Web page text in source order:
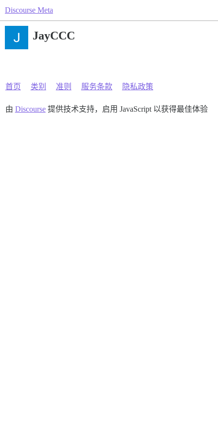
Discourse Meta
JayCCC
首页 类别 准则 服务条款 隐私政策
由 Discourse提供技术支持，启用 JavaScript 以获得最佳体验